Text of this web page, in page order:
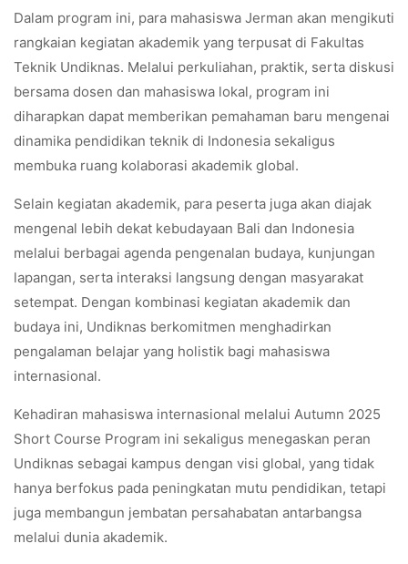
Dalam program ini, para mahasiswa Jerman akan mengikuti
rangkaian kegiatan akademik yang terpusat di Fakultas
Teknik Undiknas. Melalui perkuliahan, praktik, serta diskusi
bersama dosen dan mahasiswa lokal, program ini
diharapkan dapat memberikan pemahaman baru mengenai
dinamika pendidikan teknik di Indonesia sekaligus
membuka ruang kolaborasi akademik global.
Selain kegiatan akademik, para peserta juga akan diajak
mengenal lebih dekat kebudayaan Bali dan Indonesia
melalui berbagai agenda pengenalan budaya, kunjungan
lapangan, serta interaksi langsung dengan masyarakat
setempat. Dengan kombinasi kegiatan akademik dan
budaya ini, Undiknas berkomitmen menghadirkan
pengalaman belajar yang holistik bagi mahasiswa
internasional.
Kehadiran mahasiswa internasional melalui Autumn 2025
Short Course Program ini sekaligus menegaskan peran
Undiknas sebagai kampus dengan visi global, yang tidak
hanya berfokus pada peningkatan mutu pendidikan, tetapi
juga membangun jembatan persahabatan antarbangsa
melalui dunia akademik.